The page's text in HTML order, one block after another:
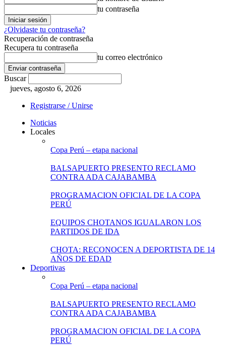
tu contraseña
¿Olvidaste tu contraseña?
Recuperación de contraseña
Recupera tu contraseña
tu correo electrónico
Buscar
jueves, agosto 6, 2026
Registrarse / Unirse
Noticias
Locales
Copa Perú – etapa nacional
BALSAPUERTO PRESENTO RECLAMO
CONTRA ADA CAJABAMBA
PROGRAMACION OFICIAL DE LA COPA
PERÚ
EQUIPOS CHOTANOS IGUALARON LOS
PARTIDOS DE IDA
CHOTA: RECONOCEN A DEPORTISTA DE 14
AÑOS DE EDAD
Deportivas
Copa Perú – etapa nacional
BALSAPUERTO PRESENTO RECLAMO
CONTRA ADA CAJABAMBA
PROGRAMACION OFICIAL DE LA COPA
PERÚ